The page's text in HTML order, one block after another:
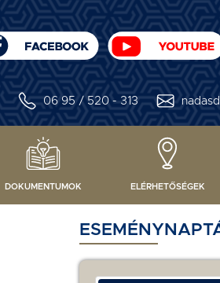
06 95 / 520 - 313
DOKUMENTUMOK ELÉRHETŐSÉGEK